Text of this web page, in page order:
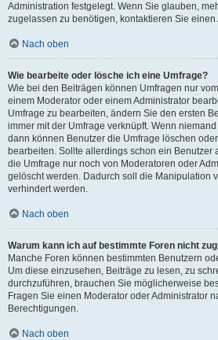
Administration festgelegt. Wenn Sie glauben,
zugelassen zu benötigen, kontaktieren Sie einen
Nach oben
Wie bearbeite oder lösche ich eine Umfrage?
Wie bei den Beiträgen können Umfragen nur
einem Moderator oder einem Administrator
Umfrage zu bearbeiten, ändern Sie den ersten
immer mit der Umfrage verknüpft. Wenn
dann können Benutzer die Umfrage löschen
bearbeiten. Sollte allerdings schon ein Benutzer
die Umfrage nur noch von Moderatoren oder
gelöscht werden. Dadurch soll die Manipulation
verhindert werden.
Nach oben
Warum kann ich auf bestimmte Foren nicht
Manche Foren können bestimmten Benutzern
Um diese einzusehen, Beiträge zu lesen, zu
durchzuführen, brauchen Sie möglicherweise
Fragen Sie einen Moderator oder Administrator
Berechtigungen.
Nach oben